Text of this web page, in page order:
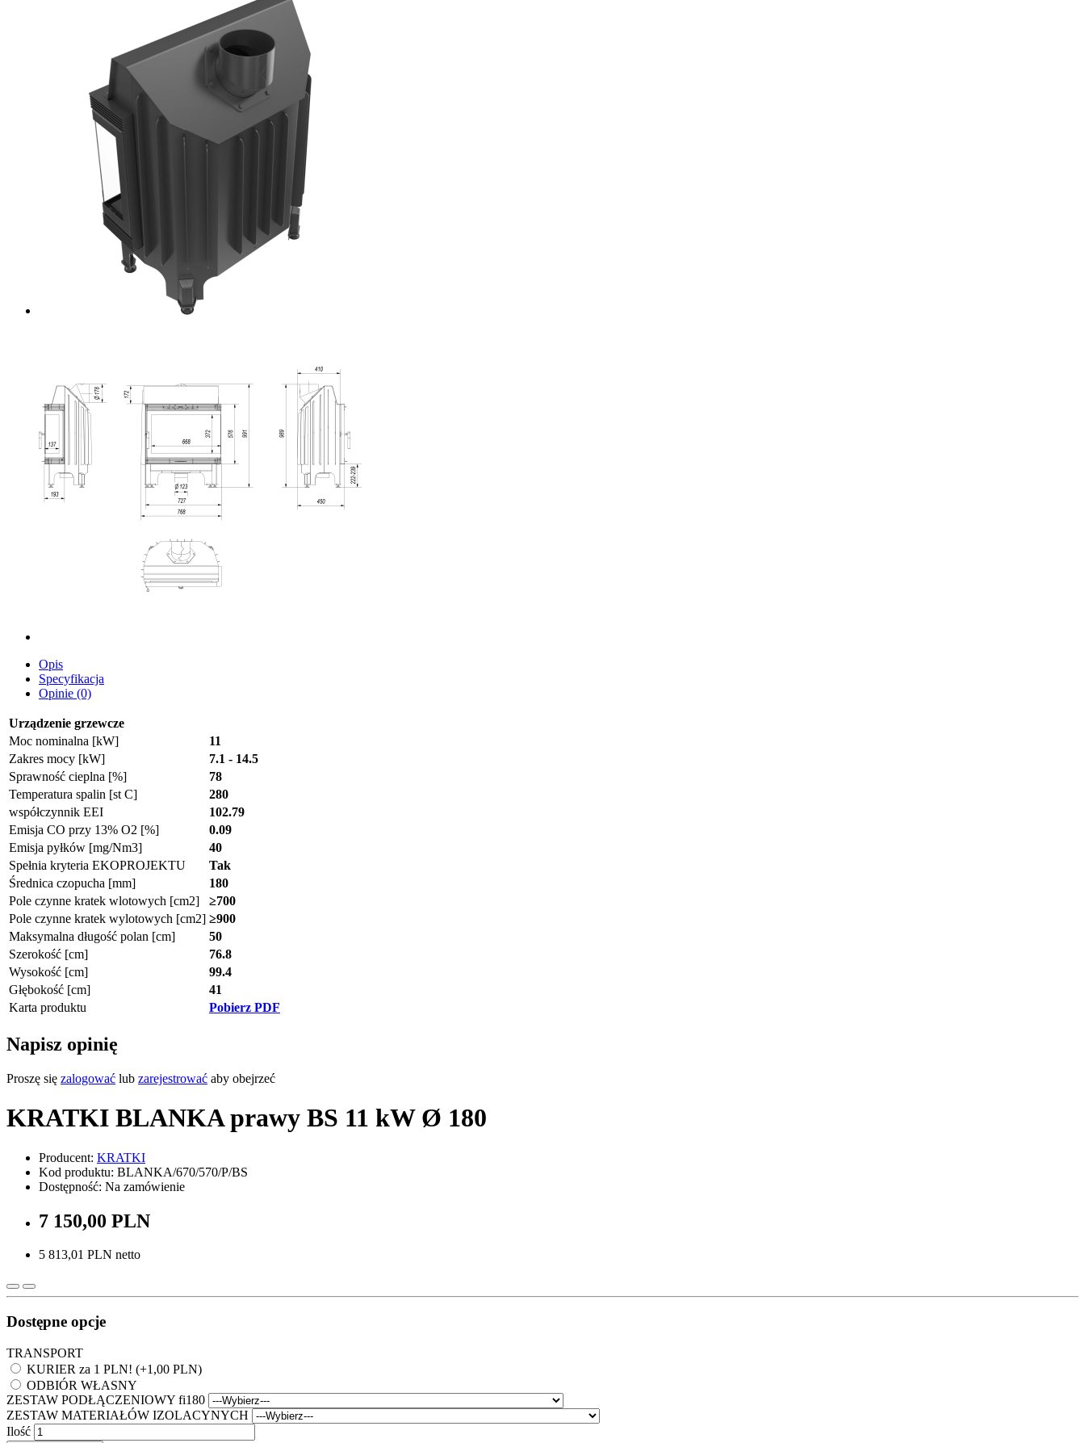
Opis
Specyfikacja
Opinie (0)
Urządzenie grzewcze
Moc nominalna [kW]
11
Zakres mocy [kW]
7.1 - 14.5
Sprawność cieplna [%]
78
Temperatura spalin [st C]
280
współczynnik EEI
102.79
Emisja CO przy 13% O2 [%]
0.09
Emisja pyłków [mg/Nm3]
40
Spełnia kryteria EKOPROJEKTU
Tak
Średnica czopucha [mm]
180
Pole czynne kratek wlotowych [cm2]
≥700
Pole czynne kratek wylotowych [cm2] ≥900
Maksymalna długość polan [cm]
50
Szerokość [cm]
76.8
Wysokość [cm]
99.4
Głębokość [cm]
41
Karta produktu
Pobierz PDF
Napisz opinię
Proszę się zalogować lub zarejestrować aby obejrzeć
KRATKI BLANKA prawy BS 11 kW Ø 180
Producent: KRATKI
Kod produktu: BLANKA/670/570/P/BS
Dostępność: Na zamówienie
7 150,00 PLN
5 813,01 PLN netto
Dostępne opcje
TRANSPORT
KURIER za 1 PLN! (+1,00 PLN)
ODBIÓR WŁASNY
ZESTAW PODŁĄCZENIOWY fi180
ZESTAW MATERIAŁÓW IZOLACYNYCH
Ilość